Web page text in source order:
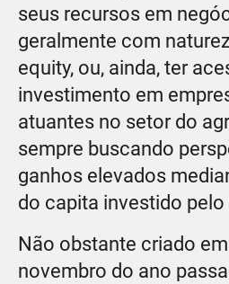
seus recursos em
geralmente com
equity, ou, ainda, ter
investimento em
atuantes no setor do
sempre buscando
ganhos elevados
do capita investido pelo
Não obstante criado
novembro do ano